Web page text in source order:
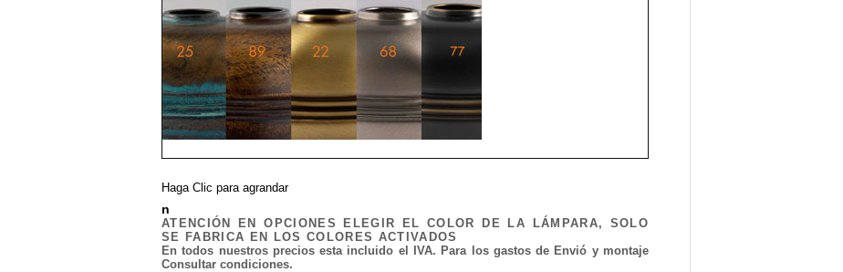
Haga Clic para agrandar
n
ATENCIÓN EN OPCIONES ELEGIR EL COLOR DE LA LÁMPARA, SOLO
SE FABRICA EN LOS COLORES ACTIVADOS
En todos nuestros precios esta incluido el IVA. Para los gastos de Envió y montaje
Consultar condiciones.